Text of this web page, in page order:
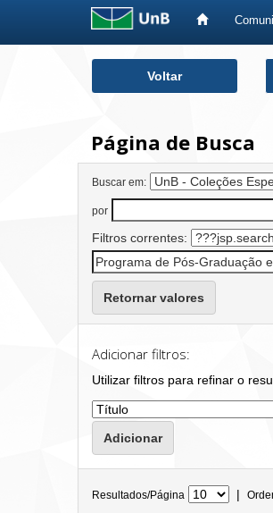
Voltar
Página de Busca
Buscar em:
por
Filtros correntes:
Retornar valores
Adicionar filtros:
Utilizar filtros para refinar o
Resultados/Página |